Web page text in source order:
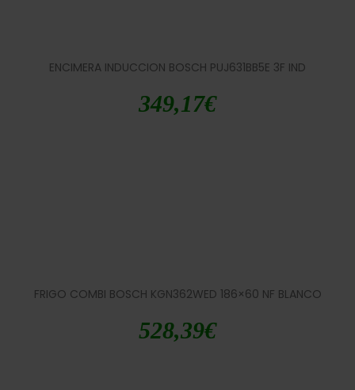
ENCIMERA INDUCCION BOSCH PUJ631BB5E 3F IND
349,17€
FRIGO COMBI BOSCH KGN362WED 186×60 NF BLANCO
528,39€